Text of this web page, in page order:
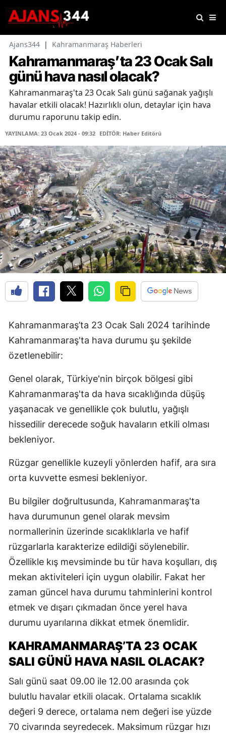
Ajans344 | Kahramanmaraş Haberleri
Kahramanmaraş’ta 23 Ocak Salı
günü hava nasıl olacak?
Kahramanmaraş'ta 23 Ocak Salı günü sağanak yağışlı
havalar etkili olacak! Hazırlıklı olun, detaylar için hava
durumu raporunu takip edin.
YAYINLAMA: 23 Ocak 2024 - 09:32 EDİTÖR: Haber Editörü
Kahramanmaraş’ta 23 Ocak Salı 2024 tarihinde
Kahramanmaraş'ta hava durumu şu şekilde
özetlenebilir:
Genel olarak, Türkiye'nin birçok bölgesi gibi
Kahramanmaraş'ta da hava sıcaklığında düşüş
yaşanacak ve genellikle çok bulutlu, yağışlı
hissedilir derecede soğuk havaların etkili olması
bekleniyor.
Rüzgar genellikle kuzeyli yönlerden hafif, ara sıra
orta kuvvette esmesi bekleniyor.
Bu bilgiler doğrultusunda, Kahramanmaraş'ta
hava durumunun genel olarak mevsim
normallerinin üzerinde sıcaklıklarla ve hafif
rüzgarlarla karakterize edildiği söylenebilir.
Özellikle kış mevsiminde bu tür hava koşulları, dış
mekan aktiviteleri için uygun olabilir. Fakat her
zaman güncel hava durumu tahminlerini kontrol
etmek ve dışarı çıkmadan önce yerel hava
durumu uyarılarına dikkat etmek önemlidir.
KAHRAMANMARAŞ’TA 23 OCAK
SALI GÜNÜ HAVA NASIL OLACAK?
Salı günü saat 09.00 ile 12.00 arasında çok
bulutlu havalar etkili olacak. Ortalama sıcaklık
değeri 9 derece, ortalama nem değeri ise yüzde
70 civarında seyredecek. Maksimum rüzgar hızı